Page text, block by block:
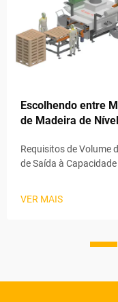
Escolhendo entre
de Madeira de
Requisitos de Volume
de Saída à
VER MAIS